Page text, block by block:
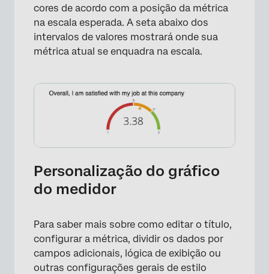
cores de acordo com a posição da métrica
na escala esperada. A seta abaixo dos
intervalos de valores mostrará onde sua
métrica atual se enquadra na escala.
Personalização do gráfico
do medidor
Para saber mais sobre como editar o título,
configurar a métrica, dividir os dados por
campos adicionais, lógica de exibição ou
outras configurações gerais de estilo